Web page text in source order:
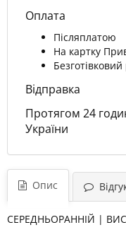
Оплата
Післяплатою
На картку
Відправка
Протягом 24
України
Опис
СЕРЕДНЬОРАННІЙ |